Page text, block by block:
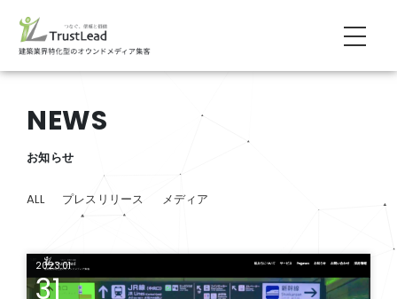
NEWS
お知らせ
ALL プレスリリース メディア
2023.01
31